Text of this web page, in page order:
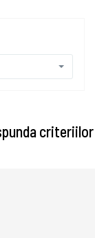
criteriilor